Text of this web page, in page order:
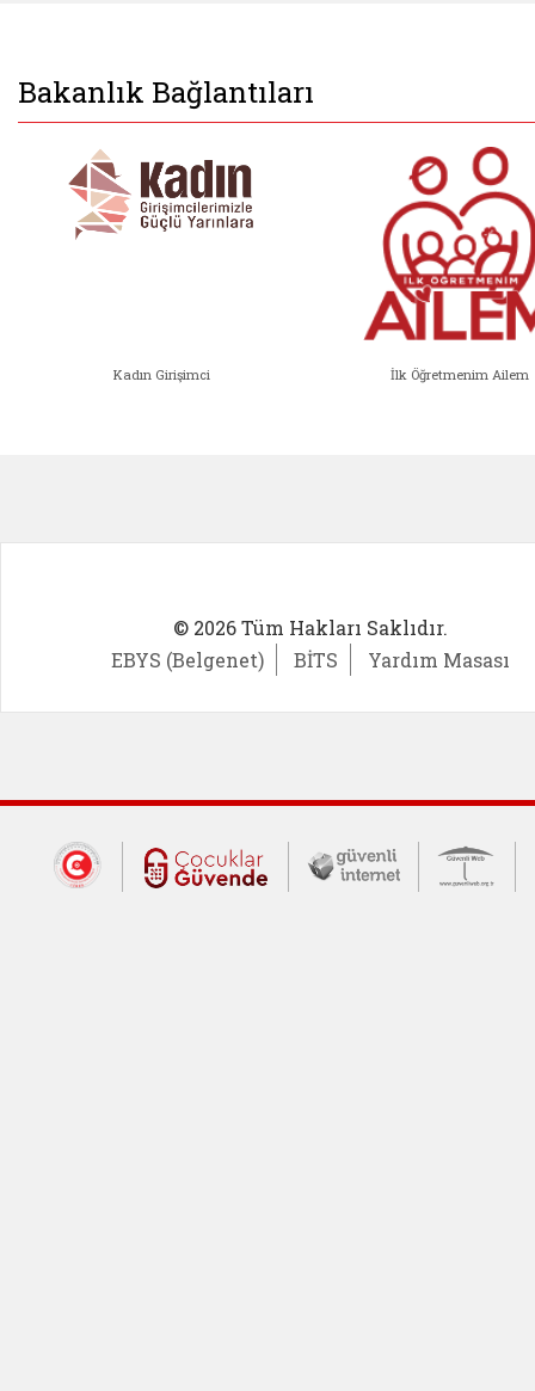
Bakanlık Bağlantıları
Kadın Girişimci İlk Öğretmenim Ailem
© 2026 Tüm Hakları Saklıdır.
EBYS (Belgenet)
BİTS Yardım Masası
Dış Bağlantılar
Cumhurbaşkanlığı İletişim Merkezi
Çocuklar Güvende (yeni
Güvenli